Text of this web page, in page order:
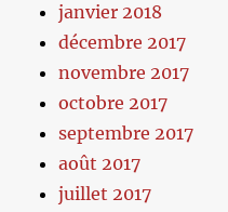
janvier 2018
décembre 2017
novembre 2017
octobre 2017
septembre 2017
août 2017
juillet 2017